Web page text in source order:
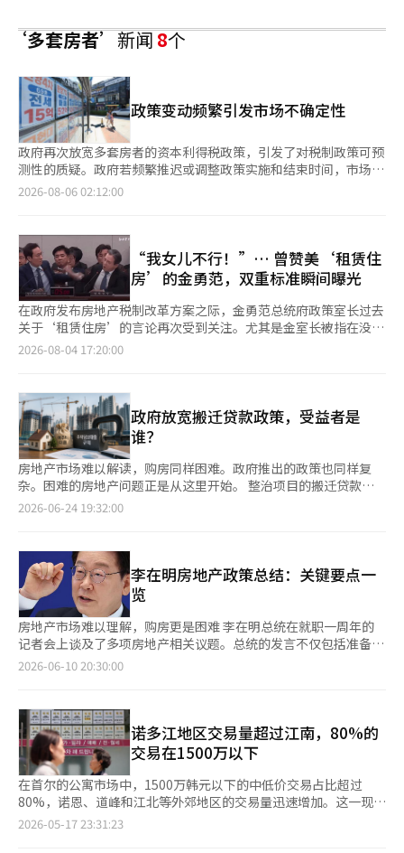
‘多套房者’新闻8个
政策变动频繁引发市场不确定性
政府再次放宽多套房者的资本利得税政策，引发了对税制政策可预
测性的质疑。政府若频繁推迟或调整政策实施和结束时间，市场可
能不会将公告视为立即行动的信号，而是等待进一步变化的观望心
止的案例并不少见。 金融投资所得税就是一个典型案例。该税原
定于2023年实施，但在2022年底，实施时间被推迟至2025年。随
后，因市场冲击和投资者负担的争议，最终在实施前一个月的
2024年底被废止。 即使是已通过国会的税法，在实施前也可能被
搁置，这使得人们对政府提出的实施时间的信心减弱。对于投资者
而言，税收的有无直接影响投资和交易策略，因此考虑到政策变动
的可能性，决策往往会被推迟。 虚拟资产的税收情况也类似。原
定于2022年实施，但实施时间经历了2023年和2025年，最终推迟
年将开始征税，但市场仍然不排除进一步延缓的可能性。 这种学
习效应可能削弱政策的原本目的。即使政府通过税收优惠或负担调
整来引导资金流动或稳定房地产市场，若市场参与者对政策的持续
性缺乏信任，他们可能会选择等待下一步措施，而不是立即行动。
尤其是像房屋出售这样一旦决定就难以逆转的事项，考虑到政策变
动的可能性，决策可能会被推迟。税制是经济主体制定数年投资、
消费和资产处置计划的依据，因此，除了短期政策效果外，预测性
和一致性同样重要。 业内人士表示：“如果实施时间或制度内容
准。要实现政策预期的效果，必须在一致性方面给予足够的信
任。”※ 本报道经人工智能（AI）系统翻译与编辑。
2026-08-06 02:12:00
“我女儿不行！”… 曾赞美‘租赁住
房’的金勇范，双重标准瞬间曝光
在政府发布房地产税制改革方案之际，金勇范总统府政策室长过去
关于‘租赁住房’的言论再次受到关注。尤其是金室长被指在没有
实际居住的情况下，获得数十亿韩元的市场差价，他在国会对租赁
11月18日国会运营委员会上回答问题的视频被广泛传播。 当时，
国会运营委员会的金恩惠国民力量议员在询问公共租赁住房政策
时，向金室长提问：“你能让你的女儿住在租赁住房里吗？” 对
此，金室长回应道：“别这么说”，“怎么能把家人牵扯进来
呢”，并突然提高了音量。随后，金室长表现出激动的反应，甚至
指着对方，金议员则反击道：“换位思考一下。” 这一场景当时
就引发了争议，但随着金室长的房地产持有历史被曝光，争议愈演
愈烈。 根据政府公职人员伦理委员会的财产公开资料，金室长与
㎡）。该公寓是于2000年以约4亿韩元购买了半浦洞极东公寓的重
建入驻权，现已转移至现在的西大门美安，当前市场估价约为30亿
韩元左右。 因此，在职场人匿名社区“盲目”上也出现了批评帖
子。 一位自称在西英工程工作的作者写道：“问他是否愿意让自
己的孩子住在租赁住房时，他却大发雷霆，为什么普通社会新人能
够获得的支撑贷款、垫脚石贷款预算却全被削减？”并表示：“我
因此无法支持民主党到死。这样的双重标准太令人厌恶。” 接
着，他还指出：“居住稳定的人往往会变得保守，因此在国民力量
来的选举中形成有利局面，这种怀疑无法消除。” 其他网友也纷
纷表示：“对年轻人推荐租赁住房，自己家人提到时却发
怒”，“言行更重要”，“制定政策的人必须符合国民的期望”等
等，继续进行批评。
2026-08-04 17:20:00
政府放宽搬迁贷款政策，受益者是
谁？
房地产市场难以解读，购房同样困难。政府推出的政策也同样复
杂。困难的房地产问题正是从这里开始。 整治项目的搬迁贷款放
宽已成为政府房地产政策的焦点。金融监管机构正在考虑将搬迁贷
需求得到了首尔市和整治行业的反映。政府也在重新审视是否将搬
迁贷款继续纳入现行的住房抵押贷款监管中。 首尔市也在朝着同
一方向努力。市政府建议将整治项目的搬迁贷款与一般住房抵押贷
款分开，要求将贷款价值比（LTV）放宽至70%。目前，在投机过
热地区，搬迁贷款也受到与一般住房抵押贷款相同的限制：一套房
者的LTV为40%，多套房者为0%，限额为6000万韩元。首尔市认
为，在全市范围内都被列为监管区域的情况下，这一限制已成为整
治项目的瓶颈。然而，放宽的必要性与放宽的程度是两个不同的问
而是用于在施工期间为成员提供临时住所。如果搬迁贷款受阻，资
金实力较弱的成员将难以同意搬迁，内部矛盾将加剧。根据首尔市
的数据，今年有43个整治项目区域即将搬迁，其中39个、约3万
1000户在搬迁贷款的筹集上遇到困难。对于小规模整治项目，
如“聚合住宅”，通过施工方的支付担保获得额外贷款也并不容
易。 大型项目和小型项目的情况各不相同。商业价值较高的大型
整治项目可以通过施工方的支付担保获得额外的搬迁贷款。而规模
较小、信用度较低的项目在银行的门槛上就显得更高。即使通过支
2026-06-24 19:32:00
李在明房地产政策总结：关键要点一
览
房地产市场难以理解，购房更是困难 李在明总统在就职一周年的
记者会上谈及了多项房地产相关议题。总统的发言不仅包括准备好
的发言稿，还涉及即兴问答，反映了政府的实际运作感受。 此次
府的房地产政策并不是要让人无法购房，而是希望降低通过房产获
利的预期收益率。总统表示：“根本上是降低预期收益率。”政府
承认拥有多套房的自由，但要求相应的成本，并减少对投机性持有
的税收优惠，同时加快新建、改建和公共租赁的供应速度。 从总
统的发言中，可以自然推测未来的税制改革、金融监管和供应政策
的方向。 政府对租赁市场的看法 ​​​​​​​ 最具争议的部分是对租赁市场的
看法。李总统解释了最近租赁房源不足和租金上涨的原因，认为多
套房者的房源进入市场，而无房者购买这些房源，导致租赁房源减
2026-06-10 20:30:00
诺多江地区交易量超过江南，80%的
交易在1500万以下
在首尔的公寓市场中，1500万韩元以下的中低价交易占比超过
80%，诺恩、道峰和江北等外郊地区的交易量迅速增加。这一现象
被解读为自去年10·15政策实施以来，首尔全境被划为监管区域
2026-05-17 23:31:23